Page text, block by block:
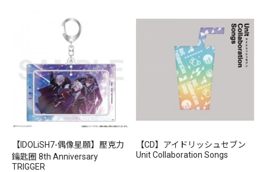
【IDOLiSH7-偶像星願】壓克力
鑰匙圈 8th Anniversary
TRIGGER
【CD】アイドリッシュセブン
Unit Collaboration Songs